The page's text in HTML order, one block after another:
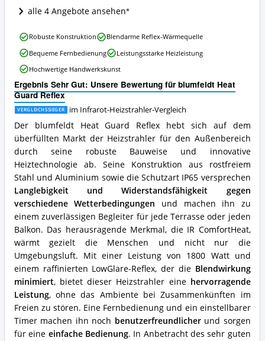
Infrarot-
Heizstrahler
alle 4 Angebote ansehen
Ergebnis Sehr Gut: Unsere Bewertung für blumfeldt Heat
Guard Reflex
VERGLEICHSSIEGER im Infrarot-Heizstrahler-Vergleich
Der blumfeldt Heat Guard Reflex hebt sich auf dem
überfüllten Markt der Heizstrahler für den Außenbereich
durch seine robuste Bauweise und innovative
Heiztechnologie ab. Seine Konstruktion aus rostfreiem
Stahl und Aluminium sowie die Schutzart IP65 versprechen
Langlebigkeit und Widerstandsfähigkeit gegen
verschiedene Wetterbedingungen und machen ihn zu
einem zuverlässigen Begleiter für jede Terrasse oder jeden
Balkon. Das herausragende Merkmal, die IR ComfortHeat,
wärmt gezielt die Menschen und nicht nur die
Umgebungsluft. Mit einer Leistung von 1800 Watt und
einem raffinierten LowGlare-Reflex, der die Blendwirkung
minimiert, bietet dieser Heizstrahler eine hervorragende
Leistung, ohne das Ambiente bei Zusammenkünften im
Freien zu stören. Eine Fernbedienung und ein einstellbarer
Timer machen ihn noch benutzerfreundlicherund sorgen
für eine einfache Bedienung. In Anbetracht des sehr guten
blumfeldt
Heat
Guard
Reflex
Vorteile:
Was
spricht
für
diesen
Infrarot-
Heizstrahler?
Robuste Konstruktion
Blendarme Reflex-Wärmequelle
Bequeme Fernbedienung
Leistungsstarke Heizleistung
Hochwertige Handwerkskunst